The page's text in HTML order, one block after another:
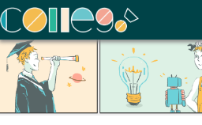
ColleGo! 大學選才與高中育才輔助系統